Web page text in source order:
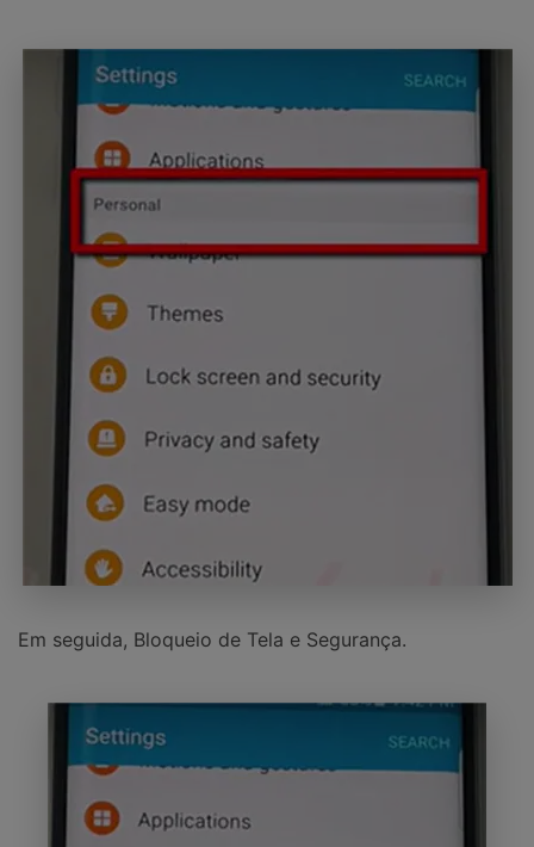
Em seguida, Bloqueio de Tela e Segurança.